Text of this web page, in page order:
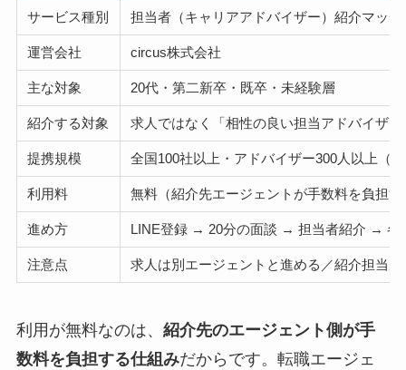
サービス種別 担当者（キャリアアドバイザー）紹介マッチ
運営会社 circus株式会社
主な対象 20代・第二新卒・既卒・未経験層
紹介する対象 求人ではなく「相性の良い担当アドバイザー
提携規模 全国100社以上・アドバイザー300人以上（
利用料 無料（紹介先エージェントが手数料を負担
進め方 LINE登録 → 20分の面談 → 担当者紹介 → 各
注意点 求人は別エージェントと進める／紹介担当
利用が無料なのは、 紹介先のエージェント側が手
数料を負担する仕組みだからです。転職エージェ